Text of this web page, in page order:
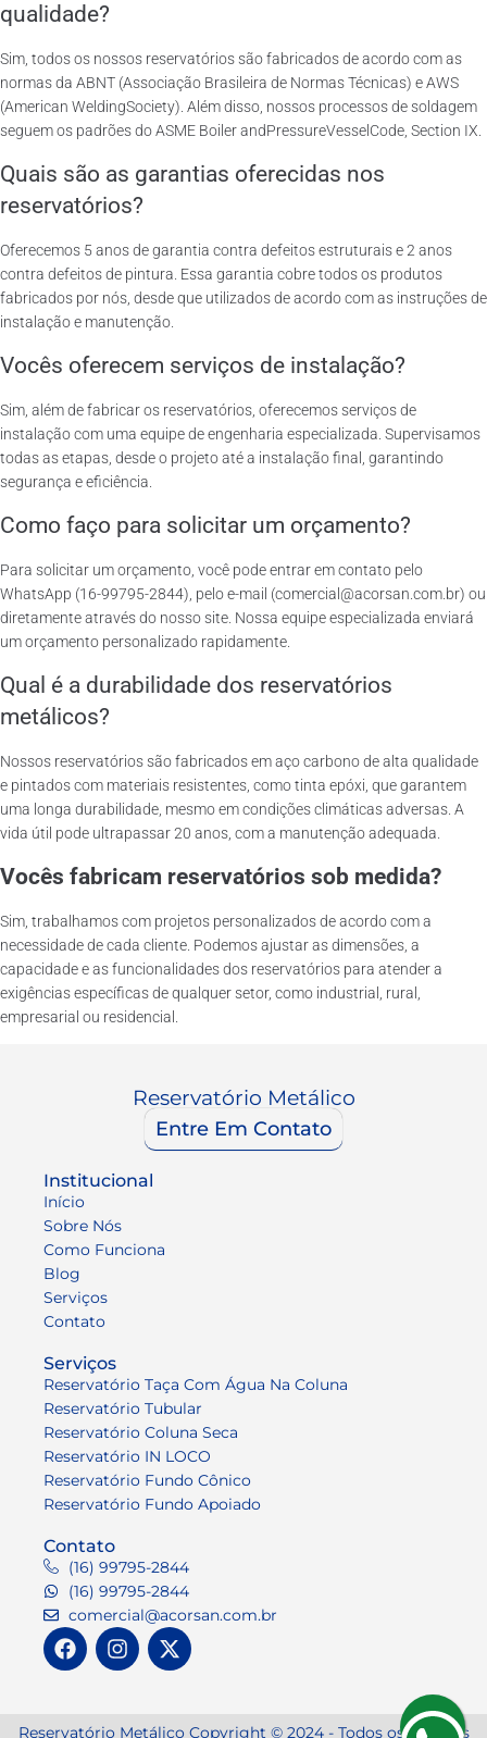
qualidade?
Sim, todos os nossos reservatórios são fabricados de acordo com as
normas da ABNT (Associação Brasileira de Normas Técnicas) e AWS
(American WeldingSociety). Além disso, nossos processos de soldagem
seguem os padrões do ASME Boiler andPressureVesselCode, Section IX.
Quais são as garantias oferecidas nos
reservatórios?
Oferecemos 5 anos de garantia contra defeitos estruturais e 2 anos
contra defeitos de pintura. Essa garantia cobre todos os produtos
fabricados por nós, desde que utilizados de acordo com as instruções de
instalação e manutenção.
Vocês oferecem serviços de instalação?
Sim, além de fabricar os reservatórios, oferecemos serviços de
instalação com uma equipe de engenharia especializada. Supervisamos
todas as etapas, desde o projeto até a instalação final, garantindo
segurança e eficiência.
Como faço para solicitar um orçamento?
Para solicitar um orçamento, você pode entrar em contato pelo
WhatsApp (16-99795-2844), pelo e-mail (comercial@acorsan.com.br) ou
diretamente através do nosso site. Nossa equipe especializada enviará
um orçamento personalizado rapidamente.
Qual é a durabilidade dos reservatórios
metálicos?
Nossos reservatórios são fabricados em aço carbono de alta qualidade
e pintados com materiais resistentes, como tinta epóxi, que garantem
uma longa durabilidade, mesmo em condições climáticas adversas. A
vida útil pode ultrapassar 20 anos, com a manutenção adequada.
Vocês fabricam reservatórios sob medida?
Sim, trabalhamos com projetos personalizados de acordo com a
necessidade de cada cliente. Podemos ajustar as dimensões, a
capacidade e as funcionalidades dos reservatórios para atender a
exigências específicas de qualquer setor, como industrial, rural,
empresarial ou residencial.
Reservatório Metálico
Entre Em Contato
Institucional
Início
Sobre Nós
Como Funciona
Blog
Serviços
Contato
Serviços
Reservatório Taça Com Água Na Coluna
Reservatório Tubular
Reservatório Coluna Seca
Reservatório IN LOCO
Reservatório Fundo Cônico
Reservatório Fundo Apoiado
Contato
(16) 99795-2844
(16) 99795-2844
comercial@acorsan.com.br
Reservatório Metálico Copyright © 2024 - Todos os Direitos